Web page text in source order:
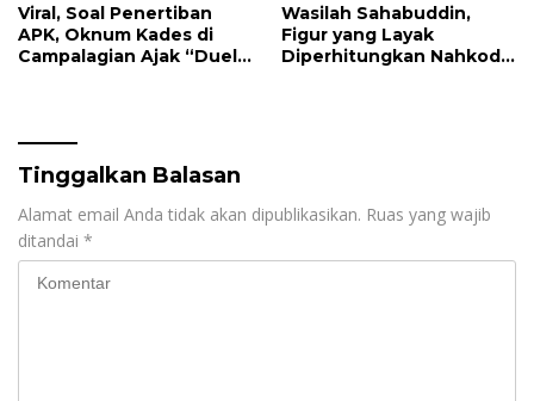
Viral, Soal Penertiban
APK, Oknum Kades di
Campalagian Ajak “Duel”
Wasilah Sahabuddin,
Figur yang Layak
Diperhitungkan Nahkodai
Tinggalkan Balasan
Alamat email Anda tidak akan dipublikasikan. Ruas yang wajib
ditandai *